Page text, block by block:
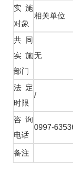
实施
对象
相关单位
共同
实施
部门
无
法定
时限
/
咨询
电话
0997-
备注